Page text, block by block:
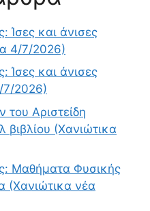
Ίσες και άνισες
4/7/2026)
Ίσες και άνισες
7/2026)
του Αριστείδη
βιβλίου (Χανιώτικα
Μαθήματα Φυσικής
(Χανιώτικα νέα